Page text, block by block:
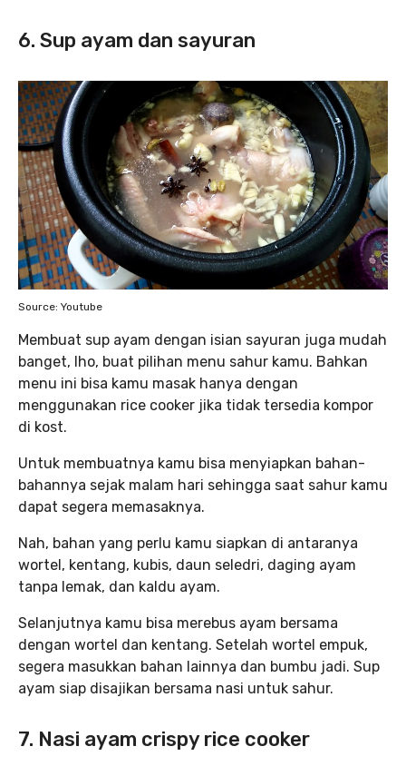
6. Sup ayam dan sayuran
Source: Youtube
Membuat sup ayam dengan isian sayuran juga mudah
banget, lho, buat pilihan menu sahur kamu. Bahkan
menu ini bisa kamu masak hanya dengan
menggunakan rice cooker jika tidak tersedia kompor
di kost.
Untuk membuatnya kamu bisa menyiapkan bahan-
bahannya sejak malam hari sehingga saat sahur kamu
dapat segera memasaknya.
Nah, bahan yang perlu kamu siapkan di antaranya
wortel, kentang, kubis, daun seledri, daging ayam
tanpa lemak, dan kaldu ayam.
Selanjutnya kamu bisa merebus ayam bersama
dengan wortel dan kentang. Setelah wortel empuk,
segera masukkan bahan lainnya dan bumbu jadi. Sup
ayam siap disajikan bersama nasi untuk sahur.
7. Nasi ayam crispy rice cooker